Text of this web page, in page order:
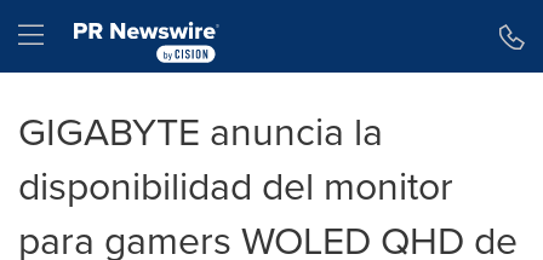
Hamburger menu
GIGABYTE anuncia la
disponibilidad del monitor
para gamers WOLED QHD de